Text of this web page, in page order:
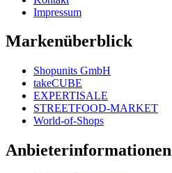
Impressum
Markenüberblick
Shopunits GmbH
takeCUBE
EXPERTISALE
STREETFOOD-MARKET
World-of-Shops
Anbieterinformationen